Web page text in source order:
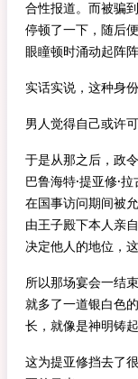
合性报道。而被骗
停顿了一下，随后
眼瞳顿时涌动起阵
实话实说，这种身
男人觉得自己或许
于是从那之后，政
巴鲁海特·提亚修·
在国事访问期间被
由王子殿下本人亲
决定他人的地位，
所以那场宴会一结
就多了一道银白色
长，就像是神明铸
这为提亚修挡去了